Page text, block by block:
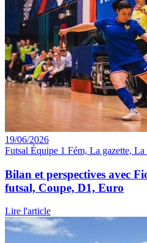
19/06/2026
Futsal Équipe 1 Fém, La gazette,
Bilan et perspectives avec
futsal, Coupe, D1, Euro
Lire l'article